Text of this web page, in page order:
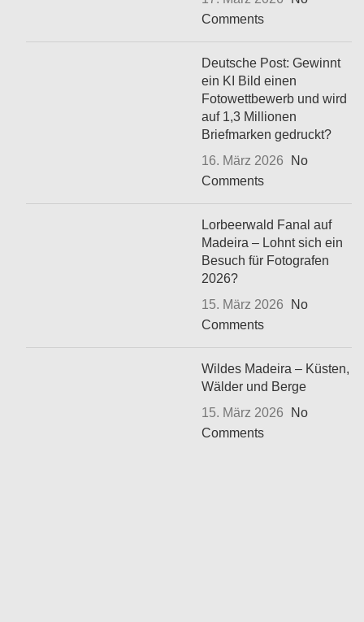
Comments
Deutsche Post: Gewinnt
ein KI Bild einen
Fotowettbewerb und wird
auf 1,3 Millionen
Briefmarken gedruckt?
16. März 2026
No
Comments
Lorbeerwald Fanal auf
Madeira – Lohnt sich ein
Besuch für Fotografen
2026?
15. März 2026
No
Comments
Wildes Madeira – Küsten,
Wälder und Berge
15. März 2026
No
Comments